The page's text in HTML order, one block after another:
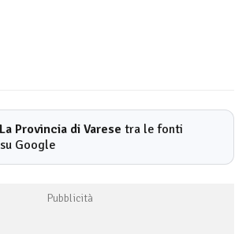
La Provincia di Varese tra le fonti
Google